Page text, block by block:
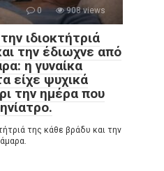
0 908 views
ιδιοκτήτριά
την έδιωχνε από
η γυναίκα
είχε ψυχικά
την ημέρα που
της κάθε βράδυ και την